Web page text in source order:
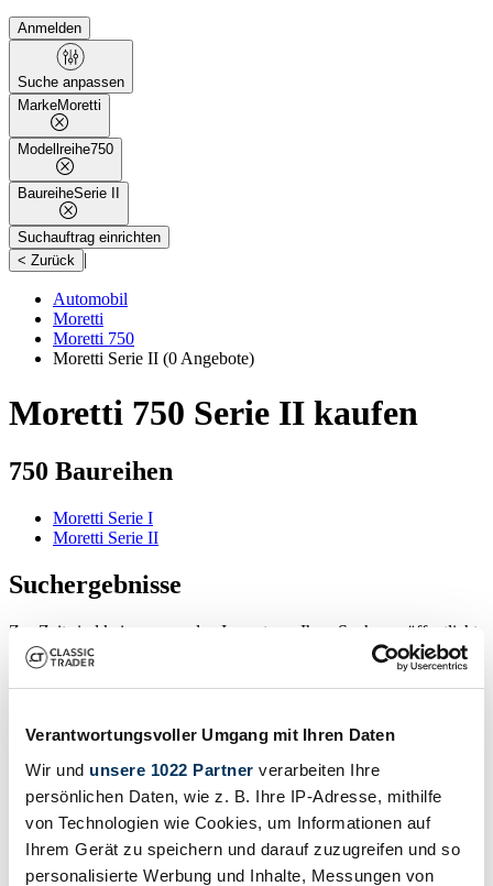
Verantwortungsvoller Umgang mit Ihren Daten
Wir und unsere 1022 Partner verarbeiten Ihre
persönlichen Daten, wie z. B. Ihre IP-Adresse, mithilfe
von Technologien wie Cookies, um Informationen auf
Ihrem Gerät zu speichern und darauf zuzugreifen und so
personalisierte Werbung und Inhalte, Messungen von
Anmelden
Suche anpassen
MarkeMoretti
Modellreihe750
BaureiheSerie II
Suchauftrag einrichten
< Zurück |
Automobil
Moretti
Moretti 750
Moretti Serie II (0 Angebote)
Moretti 750 Serie II kaufen
750 Baureihen
Moretti Serie I
Moretti Serie II
Suchergebnisse
Zur Zeit sind keine passenden Inserate zu Ihrer Suche veröffentlicht.
Lassen Sie sich benachrichtigen, sobald ein Inserat veröffentlicht
Suchauftrag einrichten